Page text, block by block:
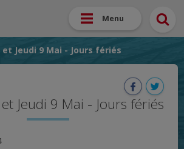
Menu
et Jeudi 9 Mai - Jours fériés
Jeudi 9 Mai - Jours fériés